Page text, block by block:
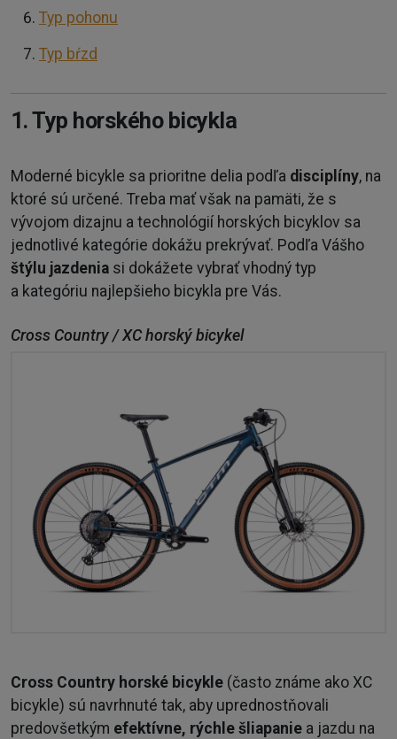
Typ pohonu
Typ bŕzd
1. Typ horského bicykla
Moderné bicykle sa prioritne delia podľa disciplíny, na
ktoré sú určené. Treba mať však na pamäti, že s
vývojom dizajnu a technológií horských bicyklov sa
jednotlivé kategórie dokážu prekrývať. Podľa Vášho
štýlu jazdenia si dokážete vybrať vhodný typ
a kategóriu najlepšieho bicykla pre Vás.
Cross Country / XC horský bicykel
Cross Country horské bicykle (často známe ako XC
bicykle) sú navrhnuté tak, aby uprednostňovali
predovšetkým efektívne, rýchle šliapanie a jazdu na